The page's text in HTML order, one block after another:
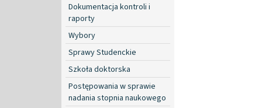
Dokumentacja kontroli i
raporty
Wybory
Sprawy Studenckie
Szkoła doktorska
Postępowania w sprawie
nadania stopnia naukowego